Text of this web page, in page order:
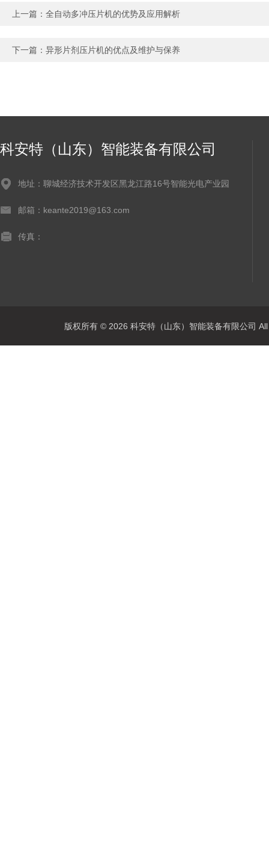
上一篇： 全自动多冲压片机的优势及应用解析
下一篇： 异形片剂压片机的优点及维护与保养
科安特（山东）智能装备有限公司
地址：聊城经济技术开发区黑龙江路16号智能光电产业园
邮箱：keante2019@163.com
传真：
版权所有 © 2026 科安特（山东）智能装备有限公